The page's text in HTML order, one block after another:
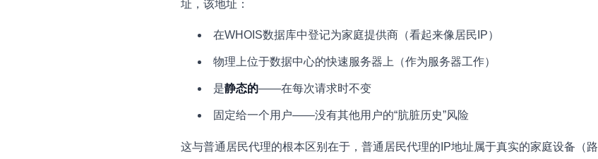
址，该地址：
在WHOIS数据库中登记为家庭提供商（看起来像居民IP）
物理上位于数据中心的快速服务器上（作为服务器工作）
是静态的——在每次请求时不变
固定给一个用户——没有其他用户的“肮脏历史”风险
这与普通居民代理的根本区别在于，普通居民代理的IP地址属于真实的家庭设备（